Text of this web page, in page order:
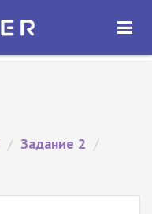
ОТКРЫТЬ
/ Задание 2 /